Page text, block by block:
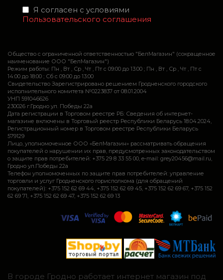
Я согласен с условиями
Пользовательского соглашения
Общество с ограниченной ответственностью "БелМагазин" (сокращенное
наименование ООО "БелМагазин")
Режим работы: Пн , Вт , Ср , Чт , Пт c 09:00 до 13:00 ; Пн , Вт , Ср , Чт , Пт c
14:00 до 18:00 ; Сб c 09:00 до 13:00
Свидетельство Зарегистрировано решением Гродненского городского
исполнительного комитета №0223837 от 08.01.2004
УНП 591046626
230026 г.Гродно ул. Победы 22а
Дата регистрации в Торговом реестре РБ: Сведения об интернет-
магазине включены в Торговый реестр Республики Беларусь 18.04.2024,
Регистрационный номер в Торговом реестре Республики Беларусь
579129
Лицо, уполномоченное ООО «БелМагазин» рассматривать обращения
покупателей о нарушении их прав, предусмотренных законодательством
о защите прав потребителей: +375 29 8 33 55 00, e-mail: grey20456@mail.ru,
Гродно ул.Победы 22а
Телефон уполномоченных по защите прав потребителей: управление
торговли и услуг Гродненского горисполкома (для обращений
покупателей): +375 152 62 69 44, +375 152 62 69 45, +375 152 62 69 67, +375 152
62 69 71, +375 152 62 69 47, +375 152 62 69 13
В городе Гродно работает интернет магазин под